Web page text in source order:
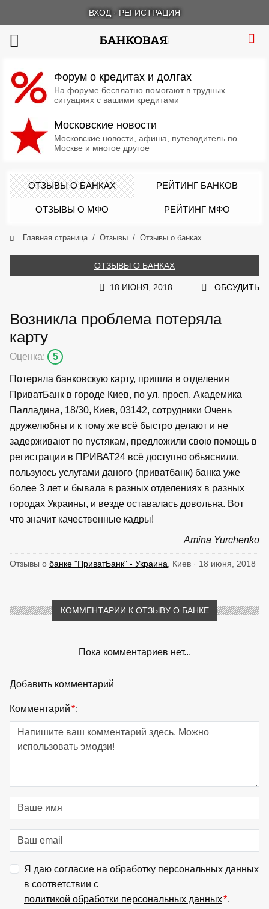
ВХОД · РЕГИСТРАЦИЯ
Форум о кредитах и долгах
На форуме бесплатно помогают в трудных
ситуациях с вашими кредитами
Московские новости
Московские новости, афиша, путеводитель по
Москве и многое другое
ОТЗЫВЫ О БАНКАХ РЕЙТИНГ БАНКОВ
ОТЗЫВЫ О МФО РЕЙТИНГ МФО
Главная страница Отзывы Отзывы о банках
ОТЗЫВЫ О БАНКАХ
18 ИЮНЯ, 2018 ОБСУДИТЬ
Возникла проблема потеряла
карту
Оценка: 5
Потеряла банковскую карту, пришла в отделения
ПриватБанк в городе Киев, по ул. просп. Академика
Палладина, 18/30, Киев, 03142, сотрудники Очень
дружелюбны и к тому же всё быстро делают и не
задерживают по пустякам, предложили свою помощь в
регистрации в ПРИВАТ24 всё доступно обьяснили,
пользуюсь услугами даного (приватбанк) банка уже
более 3 лет и бывала в разных отделениях в разных
городах Украины, и везде оставалась довольна. Вот
что значит качественные кадры!
Amina Yurchenko
Отзывы о банке "ПриватБанк" - Украина , Киев · 18 июня, 2018
КОММЕНТАРИИ К ОТЗЫВУ О БАНКЕ
Пока комментариев нет...
Добавить комментарий
Комментарий*:
Я даю согласие на обработку персональных данных
в соответствии с
политикой обработки персональных данных*.